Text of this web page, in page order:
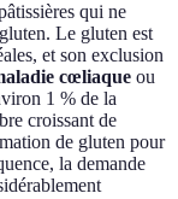
qui ne
Le gluten est
et son exclusion
cœliaque ou
1 % de la
croissant de
de gluten pour
la demande